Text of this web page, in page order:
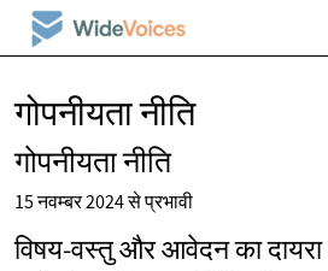
गोपनीयता नीति
गोपनीयता नीति
15 नवम्बर 2024 से प्रभावी
विषय-वस्तु और आवेदन का दायरा